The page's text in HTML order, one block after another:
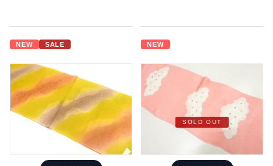
NEW SALE NEW
SOLD OUT